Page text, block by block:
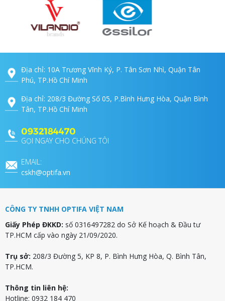
Địa chỉ: 10A Trương Vĩnh Ký, P. Tân Sơn Nhì, Quận Tân
Phú, TP.Hồ Chí Minh
Địa chỉ: 208/3 Đường Số 05, P.Bình Hưng Hòa, Quận Bình
Tân, TP.Hồ Chí Minh
0932184470
GỌI NGAY CHO CHÚNG TÔI
EMAIL:
cskh@optifa.vn
CÔNG TY TNHH OPTIFA VIỆT NAM
Giấy Phép ĐKKD: số 0316497282 do Sở Kế hoạch & Đầu tư
TP.HCM cấp vào ngày 21/09/2020.
Trụ sở: 208/3 Đường 5, KP 8, P. Bình Hưng Hòa, Q. Bình Tân,
TP.HCM.
Thông tin liên hệ:
Hotline: 0932 184 470